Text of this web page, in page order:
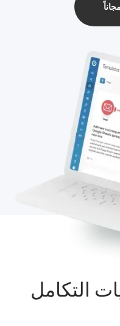
التكامل